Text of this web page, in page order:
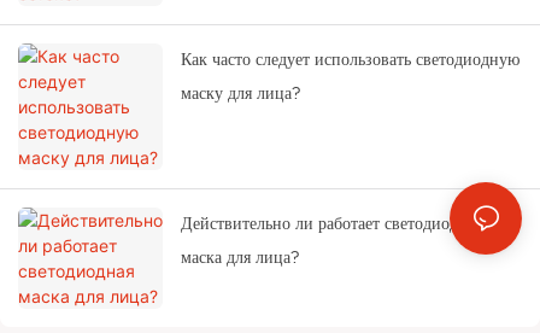
Как часто следует использовать светодиодную
маску для лица?
Действительно ли работает светодиодная
маска для лица?